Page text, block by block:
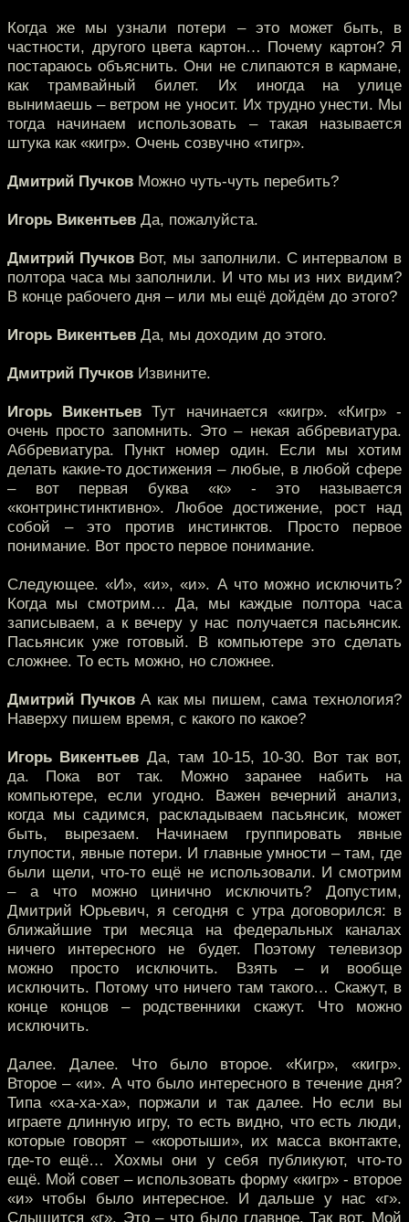
Когда же мы узнали потери – это может быть, в
частности, другого цвета картон… Почему картон? Я
постараюсь объяснить. Они не слипаются в кармане,
как трамвайный билет. Их иногда на улице
вынимаешь – ветром не уносит. Их трудно унести. Мы
тогда начинаем использовать – такая называется
штука как «кигр». Очень созвучно «тигр».
Дмитрий Пучков Можно чуть-чуть перебить?
Игорь Викентьев Да, пожалуйста.
Дмитрий ПучковВот, мы заполнили. С интервалом в
полтора часа мы заполнили. И что мы из них видим?
В конце рабочего дня – или мы ещё дойдём до этого?
Игорь Викентьев Да, мы доходим до этого.
Дмитрий Пучков Извините.
Игорь Викентьев Тут начинается «кигр». «Кигр» -
очень просто запомнить. Это – некая аббревиатура.
Аббревиатура. Пункт номер один. Если мы хотим
делать какие-то достижения – любые, в любой сфере
– вот первая буква «к» - это называется
«контринстинктивно». Любое достижение, рост над
собой – это против инстинктов. Просто первое
понимание. Вот просто первое понимание.
Следующее. «И», «и», «и». А что можно исключить?
Когда мы смотрим… Да, мы каждые полтора часа
записываем, а к вечеру у нас получается пасьянсик.
Пасьянсик уже готовый. В компьютере это сделать
сложнее. То есть можно, но сложнее.
Дмитрий ПучковА как мы пишем, сама технология?
Наверху пишем время, с какого по какое?
Игорь Викентьев Да, там 10-15, 10-30. Вот так вот,
да. Пока вот так. Можно заранее набить на
компьютере, если угодно. Важен вечерний анализ,
когда мы садимся, раскладываем пасьянсик, может
быть, вырезаем. Начинаем группировать явные
глупости, явные потери. И главные умности – там, где
были щели, что-то ещё не использовали. И смотрим
– а что можно цинично исключить? Допустим,
Дмитрий Юрьевич, я сегодня с утра договорился: в
ближайшие три месяца на федеральных каналах
ничего интересного не будет. Поэтому телевизор
можно просто исключить. Взять – и вообще
исключить. Потому что ничего там такого… Скажут, в
конце концов – родственники скажут. Что можно
исключить.
Далее. Далее. Что было второе. «Кигр», «кигр».
Второе – «и». А что было интересного в течение дня?
Типа «ха-ха-ха», поржали и так далее. Но если вы
играете длинную игру, то есть видно, что есть люди,
которые говорят – «коротыши», их масса вконтакте,
где-то ещё… Хохмы они у себя публикуют, что-то
ещё. Мой совет – использовать форму «кигр» - второе
«и» чтобы было интересное. И дальше у нас «г».
Слышится «г». Это – что было главное. Так вот. Мой